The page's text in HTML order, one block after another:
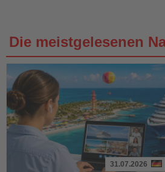
Die meistgelesenen
31.07.2026